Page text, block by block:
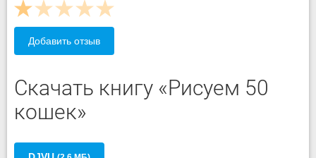
Добавить отзыв
Скачать книгу «Рисуем 50
кошек»